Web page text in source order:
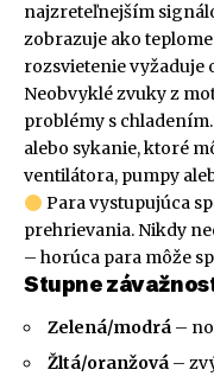
najzreteľnejším
zobrazuje ako
rozsvietenie vyžaduje
Neobvyklé zvuky z
problémy s
alebo sykanie, ktoré
ventilátora, pumpy
Para vystupujúca
prehrievania. Nikdy
– horúca para môže
Stupne
Zelená/modrá –
Žltá/oranžová –